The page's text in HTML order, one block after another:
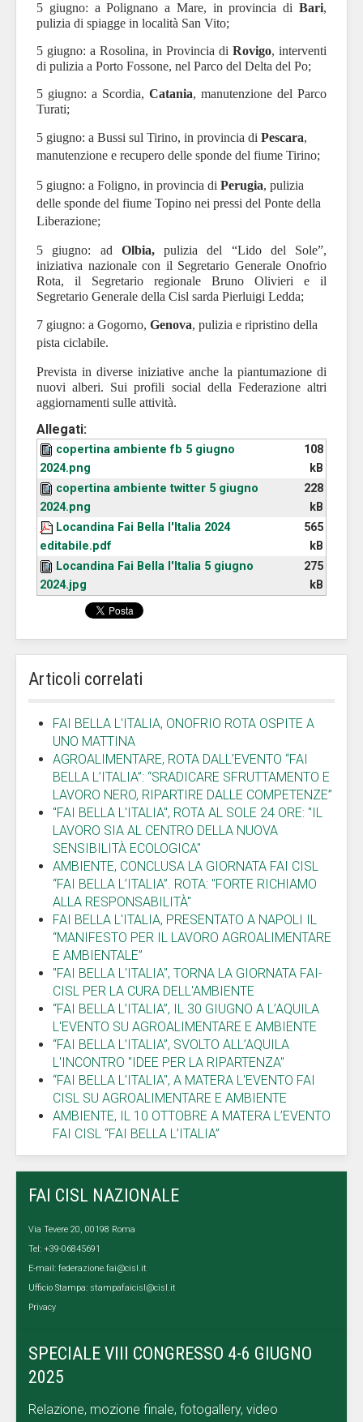
5 giugno: a Polignano a Mare, in provincia diBari,
pulizia di spiagge in località San Vito;
5 giugno: a Rosolina, in Provincia di Rovigo, interventi
di pulizia a Porto Fossone, nel Parco del Delta del Po;
5 giugno: a Scordia, Catania, manutenzione del Parco
Turati;
5 giugno: a Bussi sul Tirino, in provincia di Pescara,
manutenzione e recupero delle sponde del fiume Tirino;
5 giugno: a Foligno, in provincia di Perugia, pulizia
delle sponde del fiume Topino nei pressi del Ponte della
Liberazione;
5 giugno: ad Olbia, pulizia del “Lido del Sole”,
iniziativa nazionale con il Segretario Generale Onofrio
Rota, il Segretario regionale Bruno Olivieri e il
Segretario Generale della Cisl sarda Pierluigi Ledda;
7 giugno: a Gogorno, Genova, pulizia e ripristino della
pista ciclabile.
Prevista in diverse iniziative anche la piantumazione di
nuovi alberi. Sui profili social della Federazione altri
aggiornamenti sulle attività.
Allegati:
copertina ambiente fb 5 giugno
2024.png
108
kB
copertina ambiente twitter 5 giugno
2024.png
228
kB
Locandina Fai Bella l'Italia 2024
editabile.pdf
565
kB
Locandina Fai Bella l'Italia 5 giugno
2024.jpg
275
kB
Articoli correlati
FAI BELLA L'ITALIA, ONOFRIO ROTA OSPITE A
UNO MATTINA
AGROALIMENTARE, ROTA DALL’EVENTO “FAI
BELLA L’ITALIA”: “SRADICARE SFRUTTAMENTO E
LAVORO NERO, RIPARTIRE DALLE COMPETENZE”
"FAI BELLA L'ITALIA", ROTA AL SOLE 24 ORE: "IL
LAVORO SIA AL CENTRO DELLA NUOVA
SENSIBILITÀ ECOLOGICA"
AMBIENTE, CONCLUSA LA GIORNATA FAI CISL
“FAI BELLA L’ITALIA”. ROTA: "FORTE RICHIAMO
ALLA RESPONSABILITÀ"
FAI BELLA L'ITALIA, PRESENTATO A NAPOLI IL
“MANIFESTO PER IL LAVORO AGROALIMENTARE
E AMBIENTALE”
"FAI BELLA L'ITALIA", TORNA LA GIORNATA FAI-
CISL PER LA CURA DELL'AMBIENTE
“FAI BELLA L’ITALIA”, IL 30 GIUGNO A L’AQUILA
L'EVENTO SU AGROALIMENTARE E AMBIENTE
“FAI BELLA L’ITALIA”, SVOLTO ALL’AQUILA
L'INCONTRO "IDEE PER LA RIPARTENZA"
“FAI BELLA L’ITALIA", A MATERA L'EVENTO FAI
CISL SU AGROALIMENTARE E AMBIENTE
AMBIENTE, IL 10 OTTOBRE A MATERA L’EVENTO
FAI CISL “FAI BELLA L’ITALIA”
FAI CISL NAZIONALE
Via Tevere 20, 00198 Roma
Tel: +39-06845691
E-mail: federazione.fai@cisl.it
Ufficio Stampa: stampafaicisl@cisl.it
Privacy
SPECIALE VIII CONGRESSO 4-6 GIUGNO
2025
Relazione, mozione finale, fotogallery, video